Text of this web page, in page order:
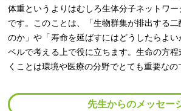
体重というよりはむしろ生体分子ネットワ
です。このことは、「生物群集が排出する
のか」や「寿命を延ばすにはどうしたらよ
ベルで考える上で役に立ちます。生命の方
くことは環境や医療の分野でとても重要なの
先生からのメッセー